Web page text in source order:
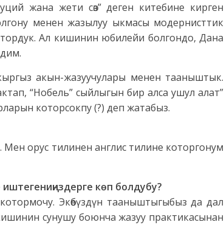
жана жети сөз” деген китебине кирген
менен жазылуу ыкмасы модернисттик
Ал кишинин юбилейи болгондо, Дана
акын-жазуучулары менен тааныштык.
“Нобель” сыйлыгын бир алса ушул алат”
которсокпу (?) деп жатабыз.
орус тилинен англис тилине которгонум
көп болдубу?
Экөөбүздүн тааныштыгыбыз да дал
сунушу боюнча жазуу практикасынан